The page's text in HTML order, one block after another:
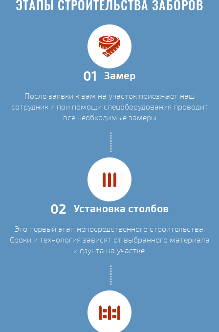
ЭТАПЫ СТРОИТЕЛЬСТВА ЗАБОРОВ
01 Замер
После заявки к вам на участок приезжает наш
сотрудник и при помощи спецоборудования проводит
все необходимые замеры
02 Установка столбов
Это первый этап непосредственного строительства.
Сроки и технология зависят от выбранного материала
и грунта на участке.